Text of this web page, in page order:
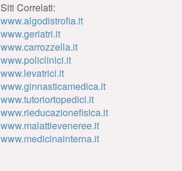
Siti Correlati:
www.algodistrofia.it
www.geriatri.it
www.carrozzella.it
www.policlinici.it
www.levatrici.it
www.ginnasticamedica.it
www.tutoriortopedici.it
www.rieducazionefisica.it
www.malattieveneree.it
www.medicinainterna.it